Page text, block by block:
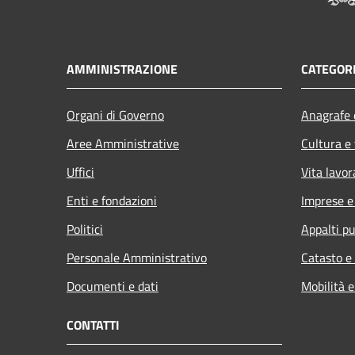
AMMINISTRAZIONE
Organi di Governo
Aree Amministrative
Uffici
Enti e fondazioni
Politici
Personale Amministrativo
Documenti e dati
Cultura
Vita
Imprese
Appalti
Catasto
Mobilità
CONTATTI